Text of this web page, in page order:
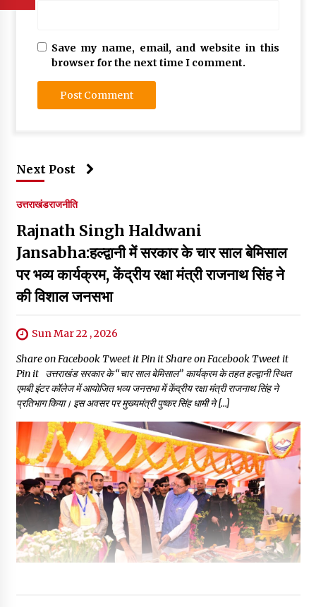
Save my name, email, and website in this
browser for the next time I comment.
Next Post
उत्तराखंडराजनीति
Rajnath Singh Haldwani
Jansabha:हल्द्वानी में सरकार के चार साल बेमिसाल
पर भव्य कार्यक्रम, केंद्रीय रक्षा मंत्री राजनाथ सिंह ने
की विशाल जनसभा
Sun Mar 22 , 2026
Share on Facebook Tweet it Pin it Share on Facebook Tweet it
Pin it उत्तराखंड सरकार के “चार साल बेमिसाल” कार्यक्रम के तहत हल्द्वानी स्थित
एमबी इंटर कॉलेज में आयोजित भव्य जनसभा में केंद्रीय रक्षा मंत्री राजनाथ सिंह ने
प्रतिभाग किया। इस अवसर पर मुख्यमंत्री पुष्कर सिंह धामी ने […]